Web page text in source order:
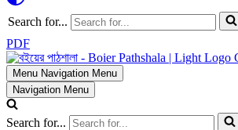
Search for...
PDF
Menu Navigation Menu
Navigation Menu
Search for...